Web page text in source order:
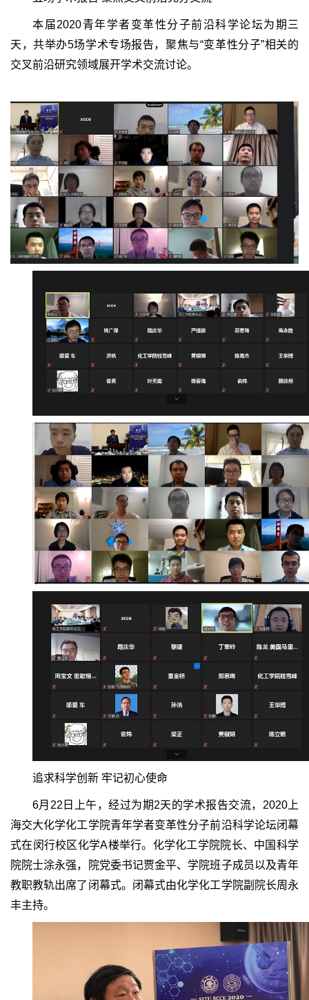
本届2020青年学者变革性分子前沿科学论坛为期三
天，共举办5场学术专场报告，聚焦与“变革性分子”相关的
交叉前沿研究领域展开学术交流讨论。
追求科学创新 牢记初心使命
6月22日上午，经过为期2天的学术报告交流，2020上
海交大化学化工学院青年学者变革性分子前沿科学论坛闭幕
式在闵行校区化学A楼举行。化学化工学院院长、中国科学
院院士涂永强，院党委书记贾金平、学院班子成员以及青年
教职教轨出席了闭幕式。闭幕式由化学化工学院副院长周永
丰主持。